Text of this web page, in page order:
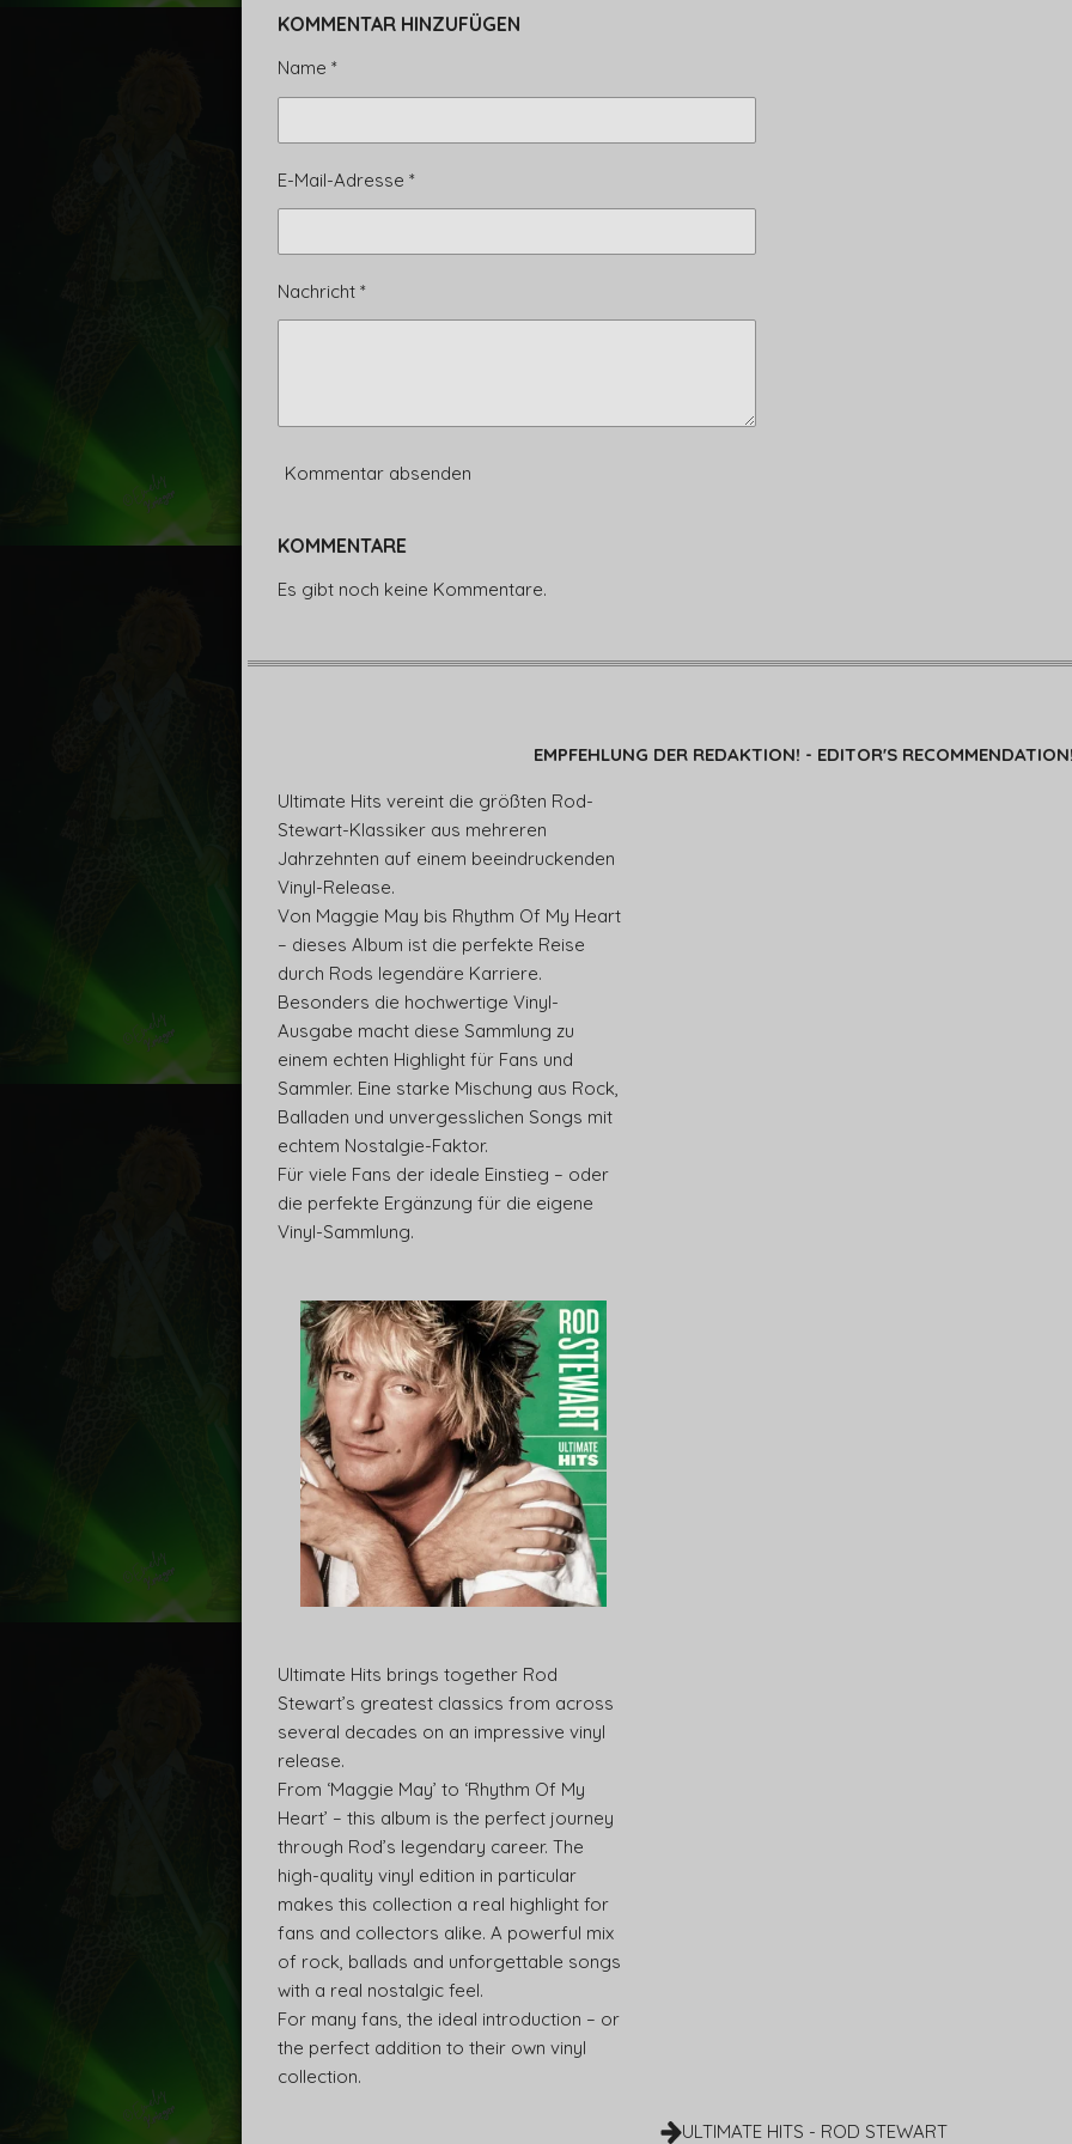
l
l
l
KOMMENTAR HINZUFÜGEN
Name *
E-Mail-Adresse *
Nachricht *
Kommentar absenden
KOMMENTARE
Es gibt noch keine Kommentare.
EMPFEHLUNG DER REDAKTION! - EDITOR'S
Ultimate Hits vereint die größten Rod-
Stewart-Klassiker aus mehreren
Jahrzehnten auf einem beeindruckenden
Vinyl-Release.
Von Maggie May bis Rhythm Of My Heart
– dieses Album ist die perfekte Reise
durch Rods legendäre Karriere.
Besonders die hochwertige Vinyl-
Ausgabe macht diese Sammlung zu
einem echten Highlight für Fans und
Sammler. Eine starke Mischung aus Rock,
Balladen und unvergesslichen Songs mit
echtem Nostalgie-Faktor.
Für viele Fans der ideale Einstieg – oder
die perfekte Ergänzung für die eigene
Vinyl-Sammlung.
Ultimate Hits brings together Rod
Stewart’s greatest classics from across
several decades on an impressive vinyl
release.
From ‘Maggie May’ to ‘Rhythm Of My
Heart’ – this album is the perfect journey
through Rod’s legendary career. The
high-quality vinyl edition in particular
makes this collection a real highlight for
fans and collectors alike. A powerful mix
of rock, ballads and unforgettable songs
with a real nostalgic feel.
For many fans, the ideal introduction – or
the perfect addition to their own vinyl
collection.
ULTIMATE HITS - ROD STEWART